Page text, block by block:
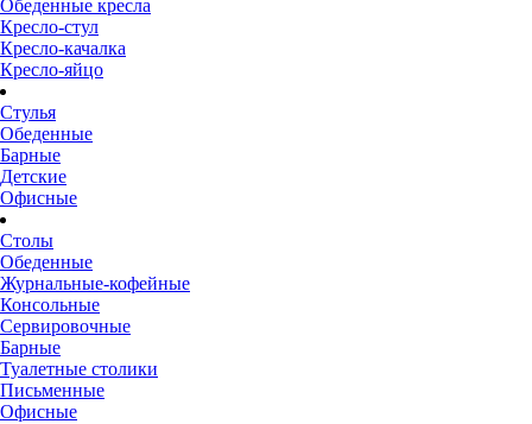
Обеденные кресла
Кресло-стул
Кресло-качалка
Кресло-яйцо
Стулья
Обеденные
Барные
Детские
Офисные
Столы
Обеденные
Журнальные-кофейные
Консольные
Сервировочные
Барные
Туалетные столики
Письменные
Офисные